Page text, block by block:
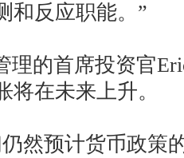
和反应职能。”
的首席投资官
在未来上升。
预计货币政策